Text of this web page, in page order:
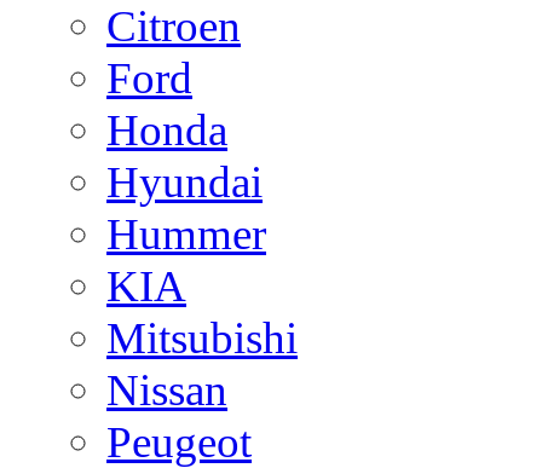
Citroen
Ford
Honda
Hyundai
Hummer
KIA
Mitsubishi
Nissan
Peugeot